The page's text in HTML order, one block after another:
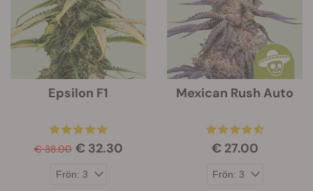
Epsilon F1
€ 38.00 € 32.30
Mexican Rush Auto
€ 27.00